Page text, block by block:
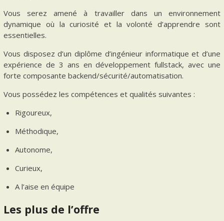
Vous serez amené à travailler dans un environnement
dynamique où la curiosité et la volonté d’apprendre sont
essentielles.
Vous disposez d’un diplôme d’ingénieur informatique et d’une
expérience de 3 ans en développement fullstack, avec une
forte composante backend/sécurité/automatisation.
Vous possédez les compétences et qualités suivantes :
Rigoureux,
Méthodique,
Autonome,
Curieux,
A l’aise en équipe
Les plus de l’offre